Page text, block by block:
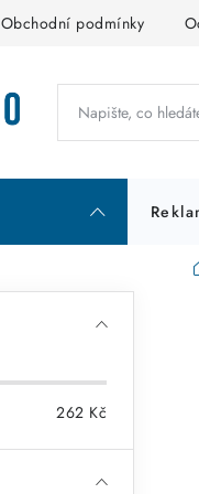
Obchodní podmínky
262 Kč